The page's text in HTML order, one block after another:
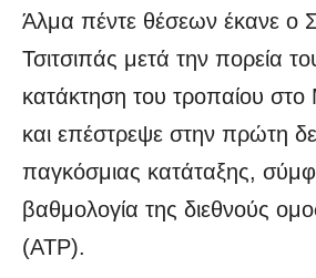
Άλμα πέντε θέσεων έκανε ο
Τσιτσιπάς μετά την πορεία
κατάκτηση του τροπαίου
και επέστρεψε στην πρώτη
παγκόσμιας κατάταξης,
βαθμολογία της διεθνούς
(ΑΤP).